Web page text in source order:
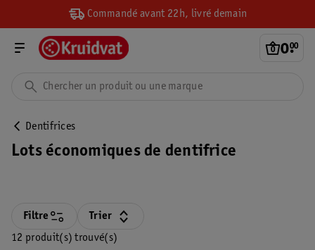
Commandé avant 22h, livré demain
0.
00
Dentifrices
Lots économiques de dentifrice
12 produit(s) trouvé(s)
Filtre Trier